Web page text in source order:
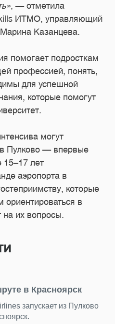
, — отметила
ИТМО, управляющий
Казанцева.
помогает подросткам
профессией, понять,
для успешной
которые помогут
могут
в Пулково — впервые
15–17 лет
аэропорта в
которые
в
на их вопросы.
фотоконкурса «Главный
мы получили от вас десятки